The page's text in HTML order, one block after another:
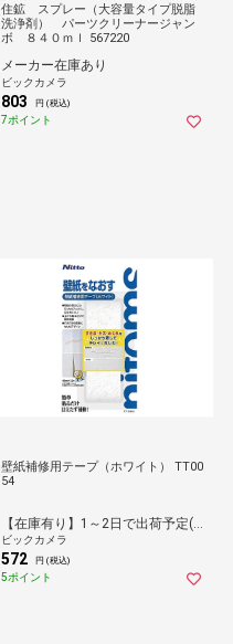
住鉱 スプレー（大容量タイプ脱脂
洗浄剤） パーツクリーナージャン
ボ ８４０ｍｌ 567220
メーカー在庫あり
ビックカメラ
803 円 (税込)
7ポイント
壁紙補修用テープ（ホワイト） TT00
54
ビックカメラ
572 円 (税込)
5ポイント